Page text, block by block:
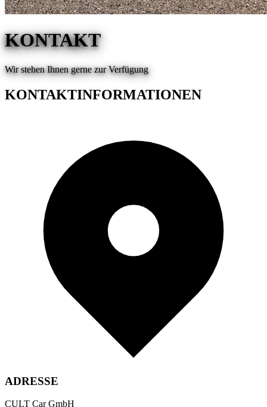
KONTAKT
Wir stehen Ihnen gerne zur Verfügung
KONTAKTINFORMATIONEN
ADRESSE
CULT Car GmbH